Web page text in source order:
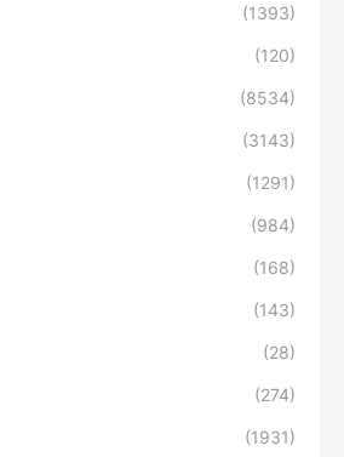
(1393)
(120)
(8534)
(3143)
(1291)
(984)
(168)
(143)
(28)
(274)
(1931)